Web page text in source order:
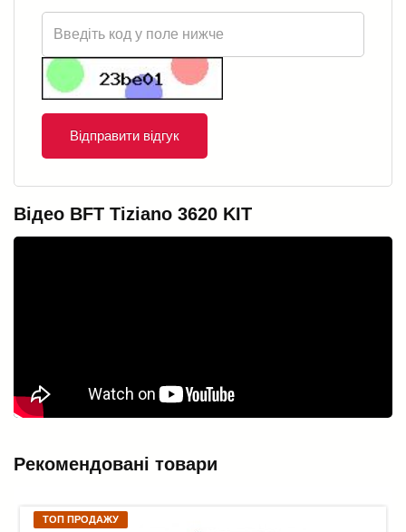
Відправити відгук
Відео BFT Tiziano 3620 KIT
Рекомендовані товари
ТОП ПРОДАЖУ